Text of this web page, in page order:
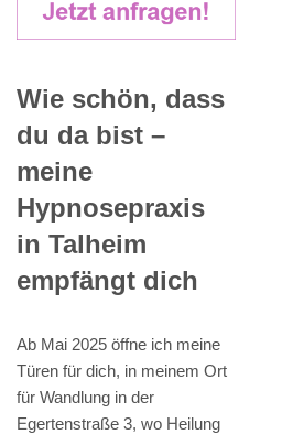
Wie schön, dass
du da bist –
meine
Hypnosepraxis
in Talheim
empfängt dich
Ab Mai 2025 öffne ich meine
Türen für dich, in meinem Ort
für Wandlung in der
Egertenstraße 3, wo Heilung